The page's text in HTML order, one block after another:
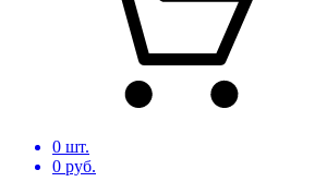
0 шт.
0 руб.